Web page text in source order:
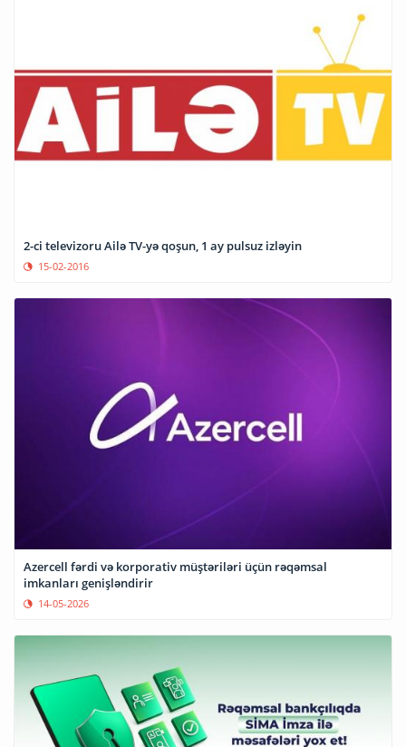
2-ci televizoru Ailə TV-yə qoşun, 1 ay pulsuz izləyin
15-02-2016
Azercell fərdi və korporativ müştəriləri üçün rəqəmsal
imkanları genişləndirir
14-05-2026